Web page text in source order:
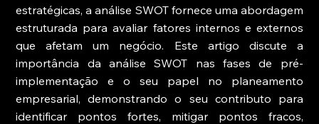
estratégicas, a análise SWOT fornece uma abordagem
estruturada para avaliar fatores internos e externos
que afetam um negócio. Este artigo discute a
importância da análise SWOT nas fases de pré-
implementação e o seu papel no planeamento
empresarial, demonstrando o seu contributo para
identificar pontos fortes, mitigar pontos fracos,